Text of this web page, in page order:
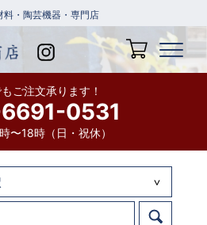
・陶芸機器・専門店
ご注文承ります！
0531
〜18時（日・祝休）